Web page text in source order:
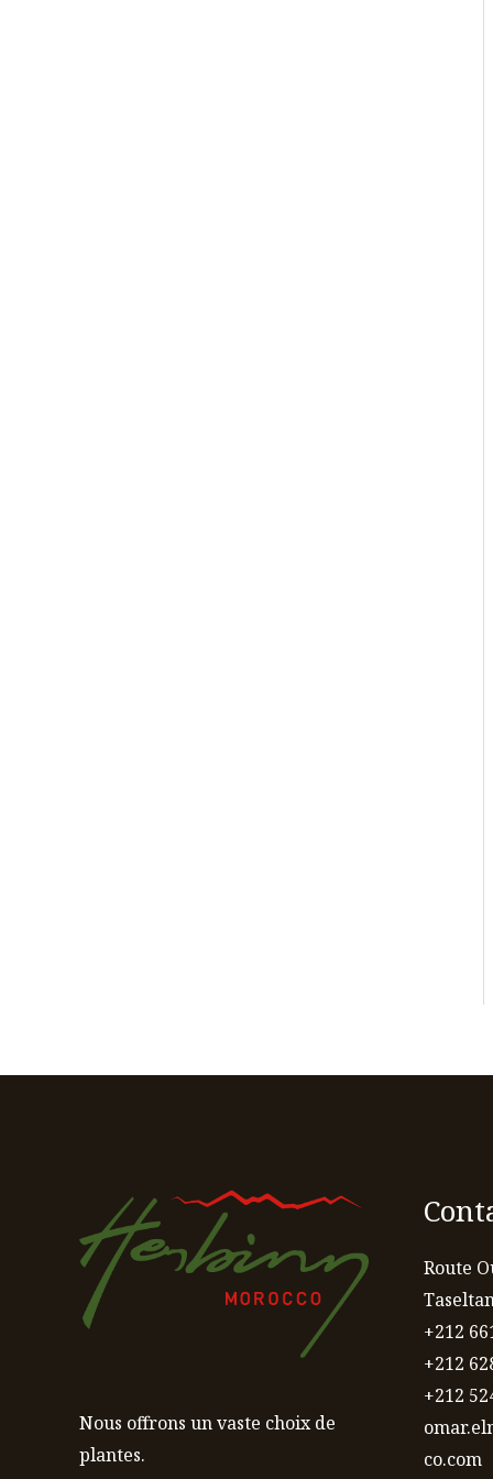
Nous offrons un vaste choix de
plantes.
Route
+212
+212
+212
co.com